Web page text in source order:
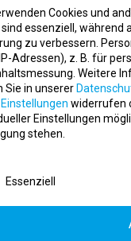
– Native
GbR placeStuttgart
von
(m/w/d)
Olympischer
Cookies und
essenziell, während
zu verbessern.
Adressen), z. B. für
Weitere
Sie in unserer
Einstellungen widerrufen
Einstellungen
stehen.
Essenziell